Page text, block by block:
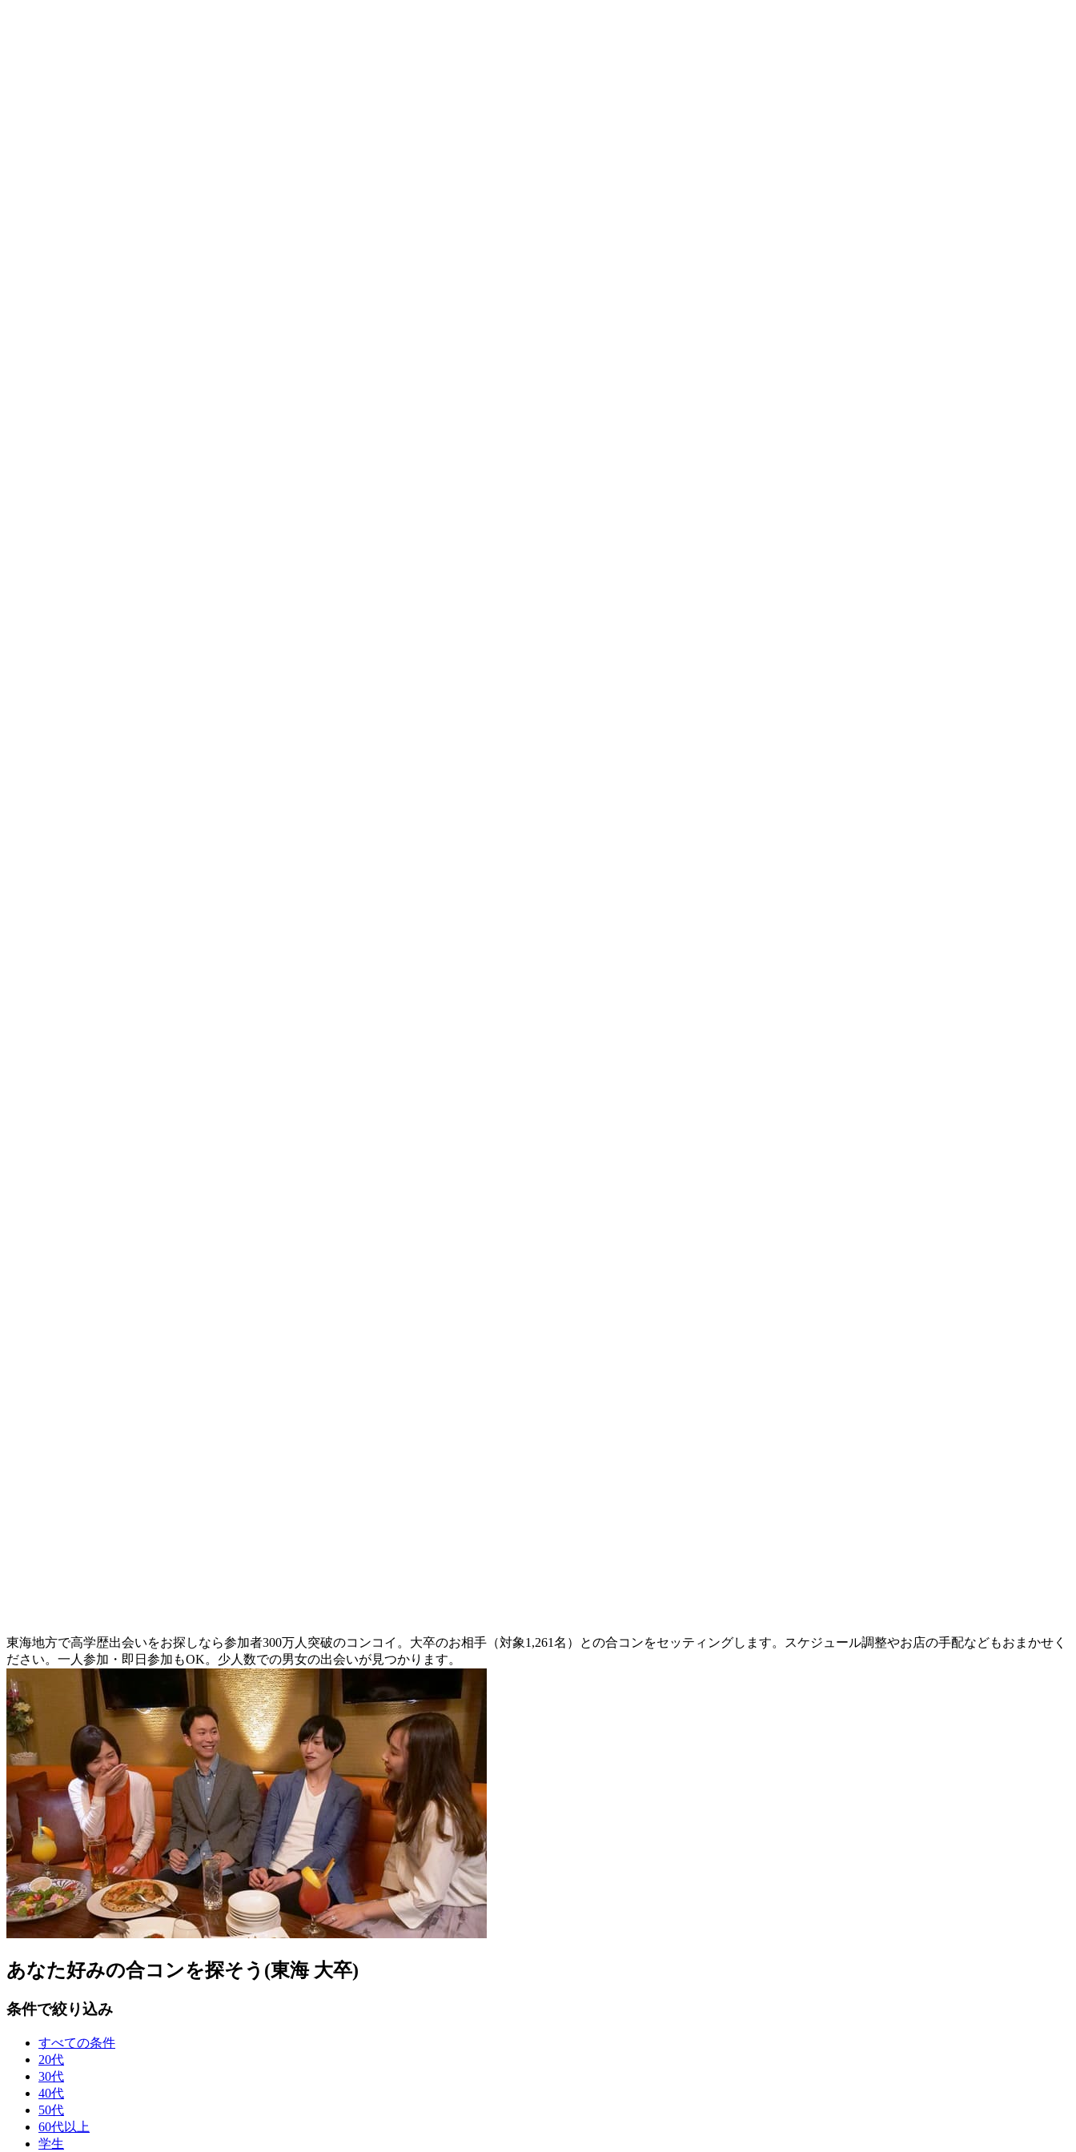
東海地方で高学歴出会いをお探しなら参加者300万人突破のコンコイ。大卒のお相手（対象1,261名）との合コンをセッティングします。スケジュール調整やお店の手配などもおまかせく
ださい。一人参加・即日参加もOK。少人数での男女の出会いが見つかります。
あなた好みの合コンを探そう(東海 大卒)
条件で絞り込み
すべての条件
20代
30代
40代
50代
60代以上
学生